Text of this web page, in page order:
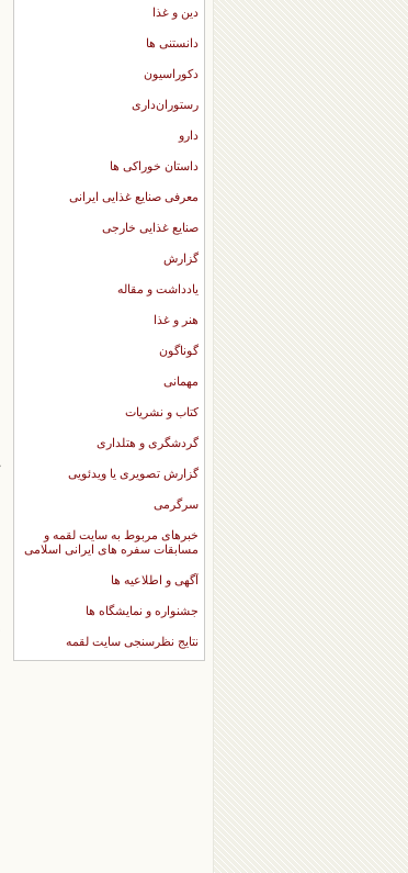
دین و غذا
دانستنی ها
دکوراسیون
رستوران‌داری
دارو
داستان خوراکی ها
معرفی صنایع غذایی ایرانی
صنایع غذایی خارجی
گزارش
یادداشت و مقاله
هنر و غذا
گوناگون
مهمانی
کتاب و نشریات
گردشگری و هتلداری
گزارش تصویری یا ویدئویی
سرگرمی
خبرهای مربوط به سایت لقمه و
مسابقات سفره های ایرانی اسلامی
آگهی و اطلاعیه ها
جشنواره و نمایشگاه ها
نتایج نظرسنجی سایت لقمه